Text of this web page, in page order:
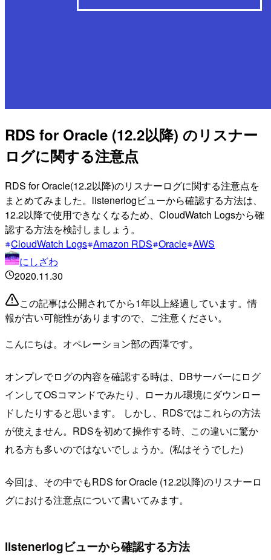
RDS for Oracle (12.2以降) のリスナー
ログに関する注意点
RDS for Oracle(12.2以降)のリスナーログに関する注意点を
まとめてみました。listenerlogビューから確認する方法は、
12.2以降で使用できなくなるため、CloudWatch Logsから確
認する方法を検討しましょう。
CloudWatch Logs Amazon RDS Oracle AWS
にしざわ
2020.11.30
この記事は公開されてから1年以上経過しています。情
報が古い可能性がありますので、ご注意ください。
こんにちは。オペレーション部の西澤です。
オンプレでログの内容を確認する時は、DBサーバーにログ
インしてOSコマンドでみたり、ローカル環境にダウンロー
ドしたりすると思います。 しかし、RDSではこれらの方法
が使えません。RDSを初めて操作する時、この違いに驚か
れる方も多いのではないでしょうか。(私はそうでした)
今回は、その中でもRDS for Oracle (12.2以降)のリスナーロ
グにおける注意点について書いてみます。
listenerlogビューから確認する方法